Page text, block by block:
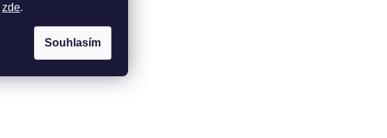
zde.
Souhlasím